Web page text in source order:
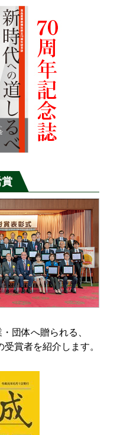
団体へ贈られる、
賞者を紹介します。